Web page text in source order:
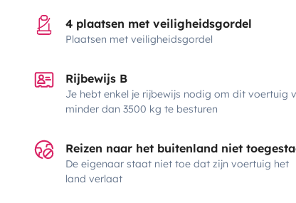
4 plaatsen met veiligheidsgordel
Plaatsen met veiligheidsgordel
Rijbewijs B
Je hebt enkel je rijbewijs nodig om dit voertuig
minder dan 3500 kg te besturen
Reizen naar het buitenland niet
De eigenaar staat niet toe dat zijn voertuig het
land verlaat